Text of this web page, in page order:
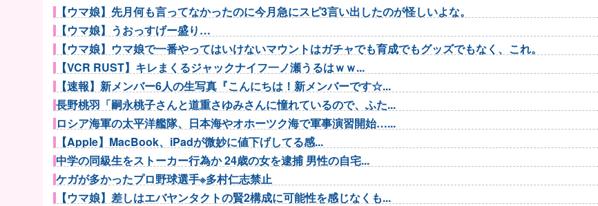
すると1021必要」
【ウマ娘】先月何も言ってなかったのに今月急にスピ3言い出したのが怪しいよな。
【ウマ娘】うおっすげー盛り…
【ウマ娘】ウマ娘で一番やってはいけないマウントはガチャでも育成でもグッズでもなく、これ。
【VCR RUST】キレまくるジャックナイフ一ノ瀬うるはｗｗ...
【速報】新メンバー6人の生写真『こんにちは！新メンバーです☆...
長野桃羽「嗣永桃子さんと道重さゆみさんに憧れているので、ふた...
ロシア海軍の太平洋艦隊、日本海やオホーツク海で軍事演習開始…...
【Apple】MacBook、iPadが微妙に値下げしてる感...
中学の同級生をストーカー行為か 24歳の女を逮捕 男性の自宅...
ケガが多かったプロ野球選手※多村仁志禁止
【ウマ娘】差しはエバヤンタクトの賢2構成に可能性を感じなくも...